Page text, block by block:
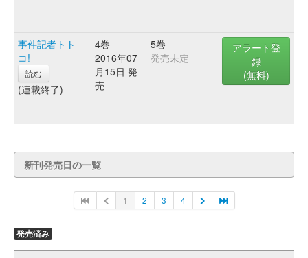
事件記者トト
コ!
読む
(連載終了)
4巻
2016年07
月15日 発
売
5巻
発売未定
アラート登
録
(無料)
新刊発売日の一覧
1 2 3 4
発売済み